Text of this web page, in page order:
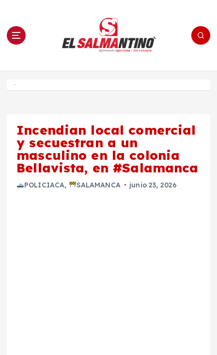
n El Salmantino - medios/noticias/editorial
Incendian local comercial
y secuestran a un
masculino en la colonia
Bellavista, en #Salamanca
POLICIACA, SALAMANCA junio 23, 2026